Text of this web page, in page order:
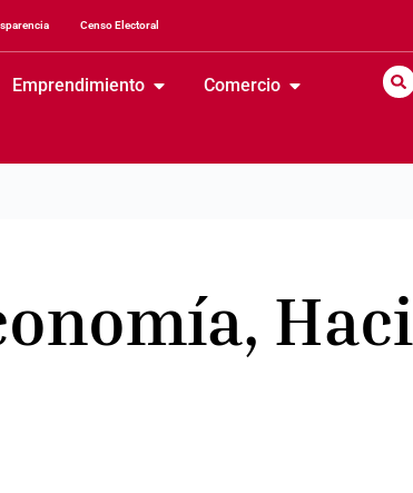
Censo Electoral
Emprendimiento Comercio